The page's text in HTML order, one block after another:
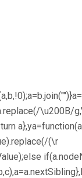
\u200B/
(\r